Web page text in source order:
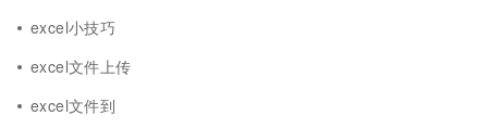
excel小技巧
excel文件上传
excel文件到